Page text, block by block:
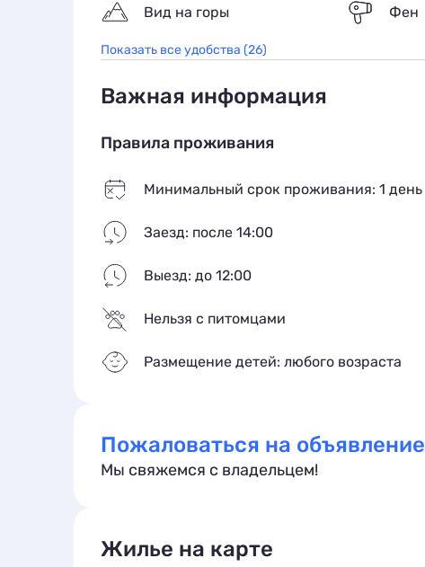
Вид на горы
Фен
Показать все удобства (26)
Важная информация
Правила проживания
Минимальный срок проживания: 1 день
Заезд: после 14:00
Выезд: до 12:00
Нельзя с питомцами
Размещение детей: любого возраста
Пожаловаться на объявление
Мы свяжемся с владельцем!
Жилье на карте